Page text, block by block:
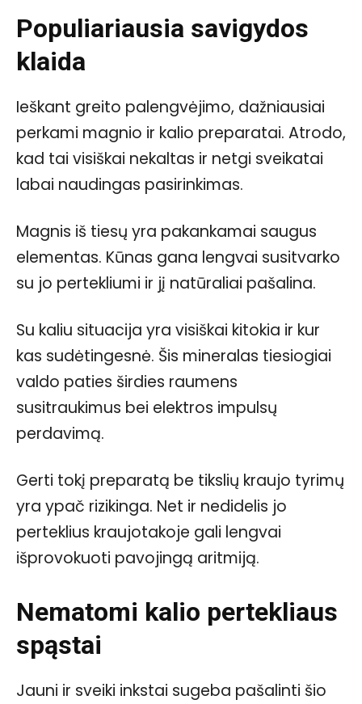
Populiariausia savigydos
klaida
Ieškant greito palengvėjimo, dažniausiai
perkami magnio ir kalio preparatai. Atrodo,
kad tai visiškai nekaltas ir netgi sveikatai
labai naudingas pasirinkimas.
Magnis iš tiesų yra pakankamai saugus
elementas. Kūnas gana lengvai susitvarko
su jo pertekliumi ir jį natūraliai pašalina.
Su kaliu situacija yra visiškai kitokia ir kur
kas sudėtingesnė. Šis mineralas tiesiogiai
valdo paties širdies raumens
susitraukimus bei elektros impulsų
perdavimą.
Gerti tokį preparatą be tikslių kraujo tyrimų
yra ypač rizikinga. Net ir nedidelis jo
perteklius kraujotakoje gali lengvai
išprovokuoti pavojingą aritmiją.
Nematomi kalio pertekliaus
spąstai
Jauni ir sveiki inkstai sugeba pašalinti šio